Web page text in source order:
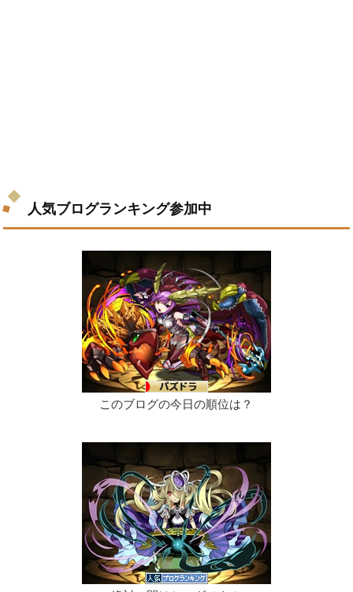
人気ブログランキング参加中
このブログの今日の順位は？